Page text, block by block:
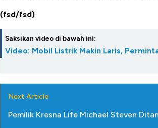
(fsd/fsd)
Saksikan video di bawah ini:
Video: Mobil Listrik Makin Laris,
Next Article
Pemilik Kresna Life Michael Steven